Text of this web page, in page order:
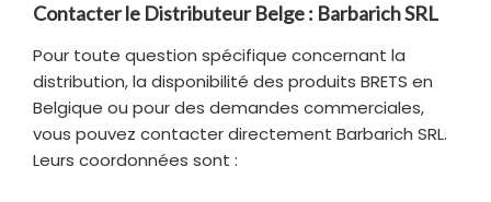
Contacter le Distributeur Belge : Barbarich SRL
Pour toute question spécifique concernant la
distribution, la disponibilité des produits BRETS en
Belgique ou pour des demandes commerciales,
vous pouvez contacter directement Barbarich SRL.
Leurs coordonnées sont :